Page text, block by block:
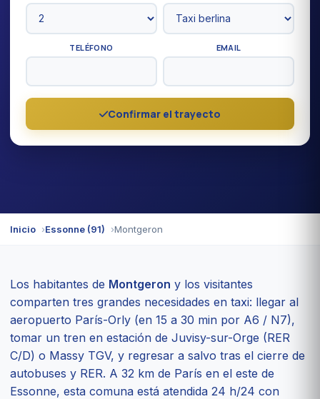
TELÉFONO EMAIL
Confirmar el trayecto
Inicio Essonne (91) Montgeron
Los habitantes de Montgeron y los visitantes
comparten tres grandes necesidades en taxi: llegar al
aeropuerto París-Orly (en 15 a 30 min por A6 / N7),
tomar un tren en estación de Juvisy-sur-Orge (RER
C/D) o Massy TGV, y regresar a salvo tras el cierre de
autobuses y RER. A 32 km de París en el este de
Essonne, esta comuna está atendida 24 h/24 con